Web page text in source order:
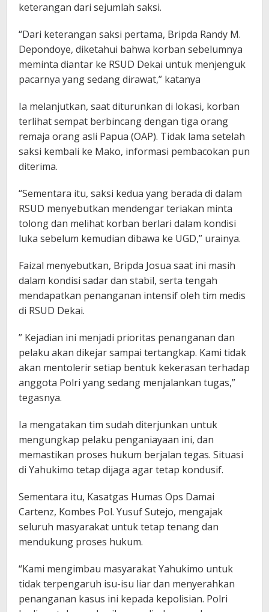
keterangan dari sejumlah saksi.
“Dari keterangan saksi pertama, Bripda Randy M.
Depondoye, diketahui bahwa korban sebelumnya
meminta diantar ke RSUD Dekai untuk menjenguk
pacarnya yang sedang dirawat,” katanya
Ia melanjutkan, saat diturunkan di lokasi, korban
terlihat sempat berbincang dengan tiga orang
remaja orang asli Papua (OAP). Tidak lama setelah
saksi kembali ke Mako, informasi pembacokan pun
diterima.
“Sementara itu, saksi kedua yang berada di dalam
RSUD menyebutkan mendengar teriakan minta
tolong dan melihat korban berlari dalam kondisi
luka sebelum kemudian dibawa ke UGD,” urainya.
Faizal menyebutkan, Bripda Josua saat ini masih
dalam kondisi sadar dan stabil, serta tengah
mendapatkan penanganan intensif oleh tim medis
di RSUD Dekai.
” Kejadian ini menjadi prioritas penanganan dan
pelaku akan dikejar sampai tertangkap. Kami tidak
akan mentolerir setiap bentuk kekerasan terhadap
anggota Polri yang sedang menjalankan tugas,”
tegasnya.
Ia mengatakan tim sudah diterjunkan untuk
mengungkap pelaku penganiayaan ini, dan
memastikan proses hukum berjalan tegas. Situasi
di Yahukimo tetap dijaga agar tetap kondusif.
Sementara itu, Kasatgas Humas Ops Damai
Cartenz, Kombes Pol. Yusuf Sutejo, mengajak
seluruh masyarakat untuk tetap tenang dan
mendukung proses hukum.
“Kami mengimbau masyarakat Yahukimo untuk
tidak terpengaruh isu-isu liar dan menyerahkan
penanganan kasus ini kepada kepolisian. Polri